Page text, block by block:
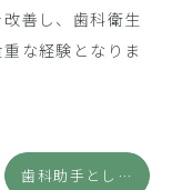
善し、歯科衛生
な経験となりま
歯科助手としてのキャリア維持とワークライフバランスの取り方